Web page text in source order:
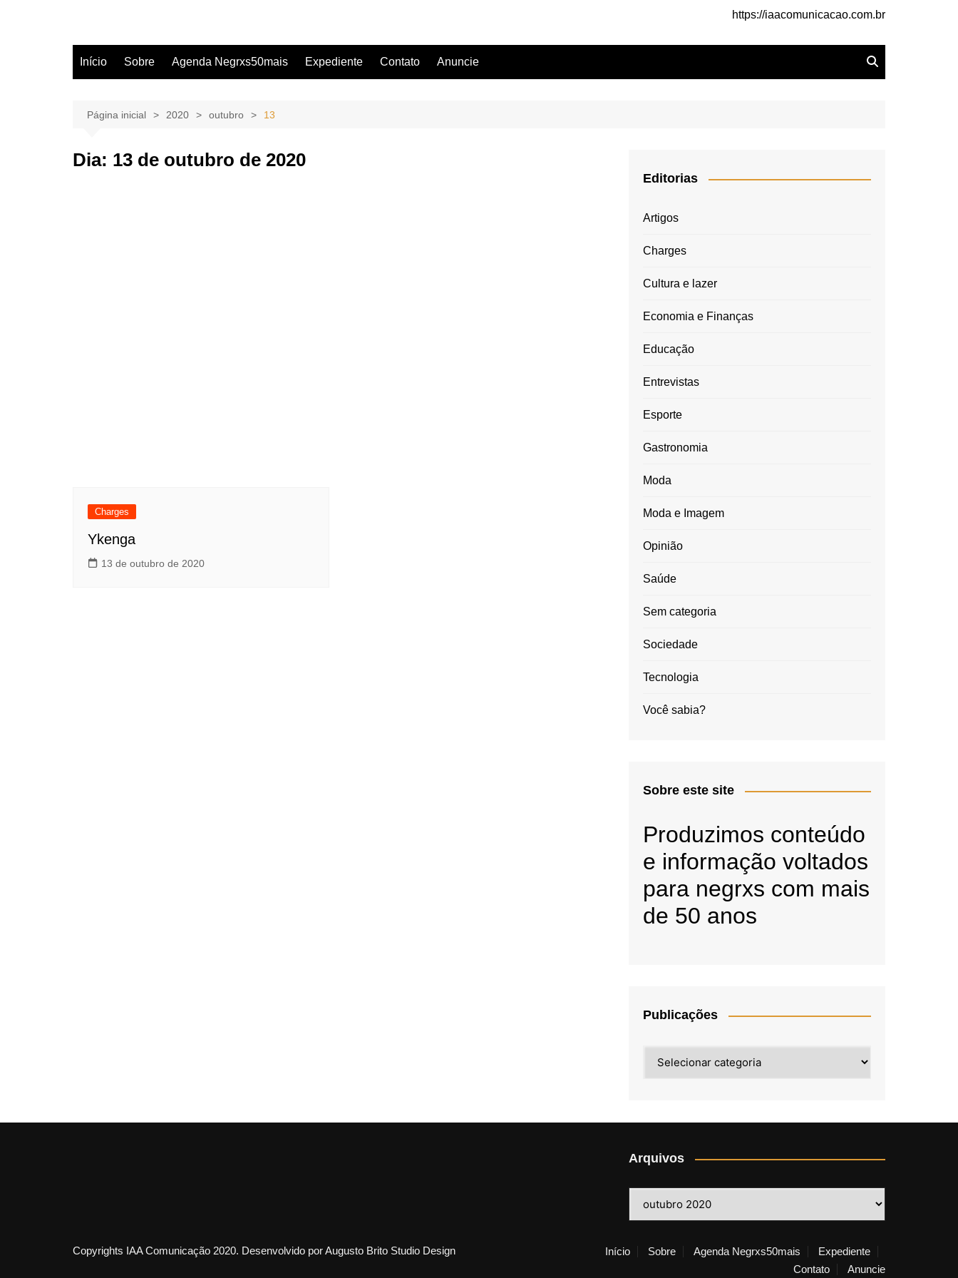
https://iaacomunicacao.com.br
Início Sobre Agenda Negrxs50mais Expediente Contato Anuncie
Página inicial 2020 outubro 13
Dia: 13 de outubro de 2020
Charges
Ykenga
13 de outubro de 2020
Editorias
Artigos
Charges
Cultura e lazer
Economia e Finanças
Educação
Entrevistas
Esporte
Gastronomia
Moda
Moda e Imagem
Opinião
Saúde
Sem categoria
Sociedade
Tecnologia
Você sabia?
Sobre este site
Produzimos conteúdo
e informação voltados
para negrxs com mais
de 50 anos
Publicações
Arquivos
Copyrights IAA Comunicação 2020. Desenvolvido por Augusto Brito Studio Design Início Sobre Agenda Negrxs50mais
Expediente
Contato
Anuncie